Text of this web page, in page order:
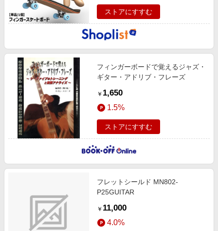
スポーツ・アウトドア・ゴルフ
インテリア・寝具
旅行・レジャー・ホテル予約
生活・お役立ち
金融・マネー・保険
デジタルコンテンツ
ビジネス・その他サービス
旅行特集
わくわく夏特集
50万ポイント山分けキャンペーン
とことん買い物チャレンジ
Apple公式サイト×楽天カード分割払い
Samsung ボーナスキャンペーン
週末の高還元 夏の長期版
ストアにすすむ
フィンガーボードで覚えるジャズ・
ギター・アドリブ・フレーズ
￥ 1,650
1.5%
ストアにすすむ
フレットシールド MN802-
P25GUITAR
￥ 11,000
4.0%